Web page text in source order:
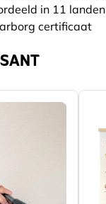
in 11 landen
certificaat